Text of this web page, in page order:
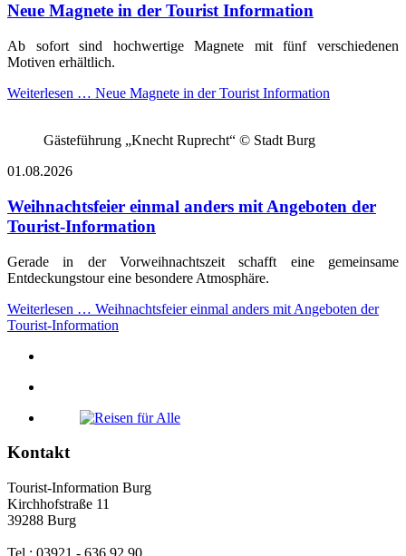
Neue Magnete in der Tourist Information
Ab sofort sind hochwertige Magnete mit fünf verschiedenen
Motiven erhältlich.
Weiterlesen … Neue Magnete in der Tourist Information
Gästeführung „Knecht Ruprecht“ © Stadt Burg
01.08.2026
Weihnachtsfeier einmal anders mit Angeboten der
Tourist-Information
Gerade in der Vorweihnachtszeit schafft eine gemeinsame
Entdeckungstour eine besondere Atmosphäre.
Weiterlesen … Weihnachtsfeier einmal anders mit Angeboten der
Tourist-Information
Kontakt
Tourist-Information Burg
Kirchhofstraße 11
39288 Burg
Tel.: 03921 - 636 92 90